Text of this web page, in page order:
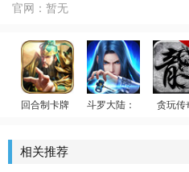
官网： 暂无
回合制卡牌
斗罗大陆：武魂觉醒
贪玩传
相关推荐